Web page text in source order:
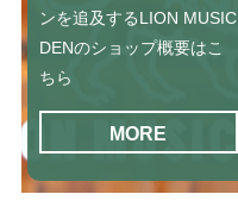
ンを追及するLION MUSIC
DENのショップ概要はこ
ちら
MORE